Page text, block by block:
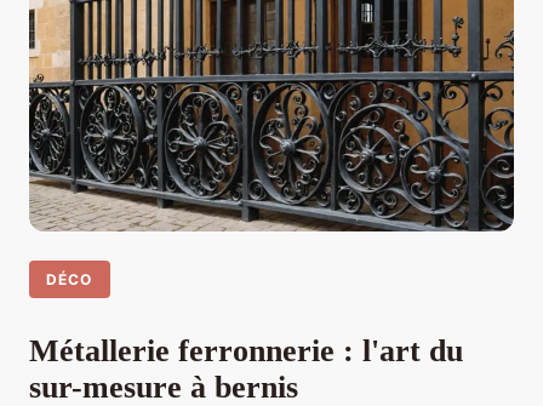
DÉCO
Métallerie ferronnerie : l'art du
sur-mesure à bernis